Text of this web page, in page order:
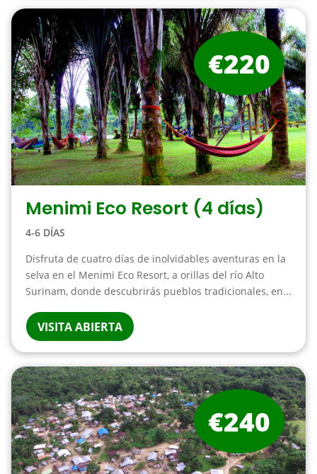
Menimi Eco Resort (4 días)
4-6 DÍAS
Disfruta de cuatro días de inolvidables aventuras en la
selva en el Menimi Eco Resort, a orillas del río Alto
Surinam, donde descubrirás pueblos tradicionales, en...
VISITA ABIERTA
€220
€240